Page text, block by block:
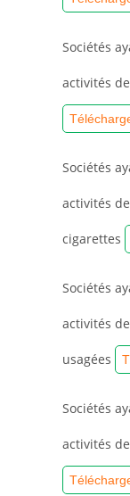
Sociétés
activités
Sociétés
activités
cigarettes
Sociétés
activités
usagées
Sociétés
activités